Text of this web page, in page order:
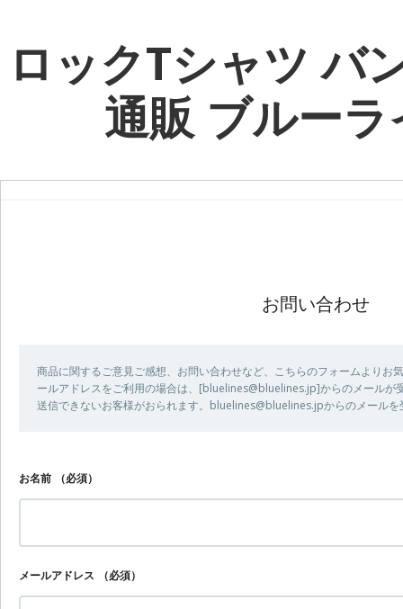
ロックTシャツ バ
通販 ブルー
お問い合わせ
商品に関するご意見ご感想、お問い合わせなど、こちらのフォームよりお
ールアドレスをご利用の場合は、[bluelines@bluelines.jp]からのメールが
送信できないお客様がおられます。bluelines@bluelines.jpからのメール
お名前 （必須）
メールアドレス （必須）